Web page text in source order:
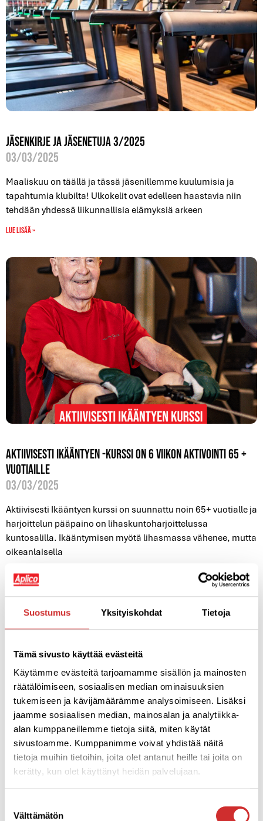
Suostumus Yksityiskohdat Tietoja
Tämä sivusto käyttää evästeitä
Käytämme evästeitä tarjoamamme sisällön ja mainosten
räätälöimiseen, sosiaalisen median ominaisuuksien
tukemiseen ja kävijämäärämme analysoimiseen. Lisäksi
jaamme sosiaalisen median, mainosalan ja analytiikka-
alan kumppaneillemme tietoja siitä, miten käytät
sivustoamme. Kumppanimme voivat yhdistää näitä
tietoja muihin tietoihin, joita olet antanut heille tai joita on
kerätty, kun olet käyttänyt heidän palvelujaan.
valinta
Välttämätön
Jäsenkirje ja jäsenetuja 3/2025
03/03/2025
Maaliskuu on täällä ja tässä jäsenillemme kuulumisia ja
tapahtumia klubilta! Ulkokelit ovat edelleen haastavia niin
tehdään yhdessä liikunnallisia elämyksiä arkeen
Lue lisää »
Aktiivisesti ikääntyen -kurssi on 6 viikon aktivointi 65 +
vuotiaille
03/03/2025
Aktiivisesti Ikääntyen kurssi on suunnattu noin 65+ vuotialle ja
harjoittelun pääpaino on lihaskuntoharjoittelussa
kuntosalilla. Ikääntymisen myötä lihasmassa vähenee, mutta
oikeanlaisella
Lue lisää »
24/02/2025